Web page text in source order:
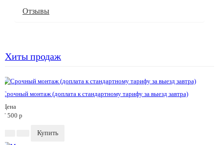
Отзывы
Хиты продаж
Срочный монтаж (доплата к стандартному тарифу за выезд завтра)
Цена
7 500 p
Купить